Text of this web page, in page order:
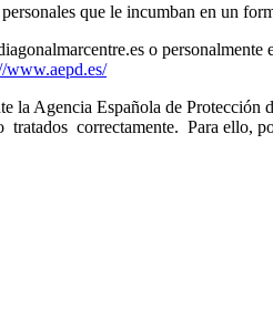
que le incumban en un
o
www.aepd.es/
la Agencia Española de
tratados correctamente. Para ello,